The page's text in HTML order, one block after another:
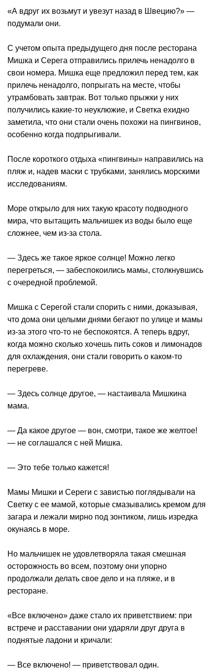
«А вдруг их возьмут и увезут назад в Швецию?» —
подумали они.
С учетом опыта предыдущего дня после ресторана
Мишка и Серега отправились прилечь ненадолго в
свои номера. Мишка еще предложил перед тем, как
прилечь ненадолго, попрыгать на месте, чтобы
утрамбовать завтрак. Вот только прыжки у них
получились какие-то неуклюжие, и Светка ехидно
заметила, что они стали очень похожи на пингвинов,
особенно когда подпрыгивали.
После короткого отдыха «пингвины» направились на
пляж и, надев маски с трубками, занялись морскими
исследованиям.
Море открыло для них такую красоту подводного
мира, что вытащить мальчишек из воды было еще
сложнее, чем из-за стола.
— Здесь же такое яркое солнце! Можно легко
перегреться, — забеспокоились мамы, столкнувшись
с очередной проблемой.
Мишка с Серегой стали спорить с ними, доказывая,
что дома они целыми днями бегают по улице и мамы
из-за этого что-то не беспокоятся. А теперь вдруг,
когда можно сколько хочешь пить соков и лимонадов
для охлаждения, они стали говорить о каком-то
перегреве.
— Здесь солнце другое, — настаивала Мишкина
мама.
— Да какое другое — вон, смотри, такое же желтое!
— не соглашался с ней Мишка.
— Это тебе только кажется!
Мамы Мишки и Сереги с завистью поглядывали на
Светку с ее мамой, которые смазывались кремом для
загара и лежали мирно под зонтиком, лишь изредка
окунаясь в море.
Но мальчишек не удовлетворяла такая смешная
осторожность во всем, поэтому они упорно
продолжали делать свое дело и на пляже, и в
ресторане.
«Все включено» даже стало их приветствием: при
встрече и расставании они ударяли друг друга в
поднятые ладони и кричали:
— Все включено! — приветствовал один.